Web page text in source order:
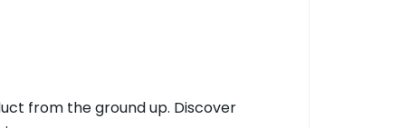
from the ground up. Discover